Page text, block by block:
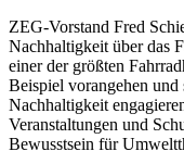
ZEG-Vorstand Fred
Nachhaltigkeit über das
einer der größten
Beispiel vorangehen
Nachhaltigkeit
Veranstaltungen und
Bewusstsein für